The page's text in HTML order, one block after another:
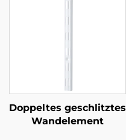
Doppeltes geschlitztes
Wandelement